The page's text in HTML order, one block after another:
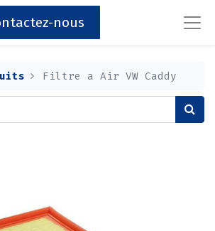
nous
Filtre a Air VW Caddy